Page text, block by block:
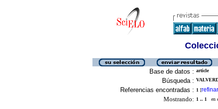
Base de datos : article
Búsqueda :
Referencias encontradas : 1 [refinar
Mostrando: 1 .. 1 en